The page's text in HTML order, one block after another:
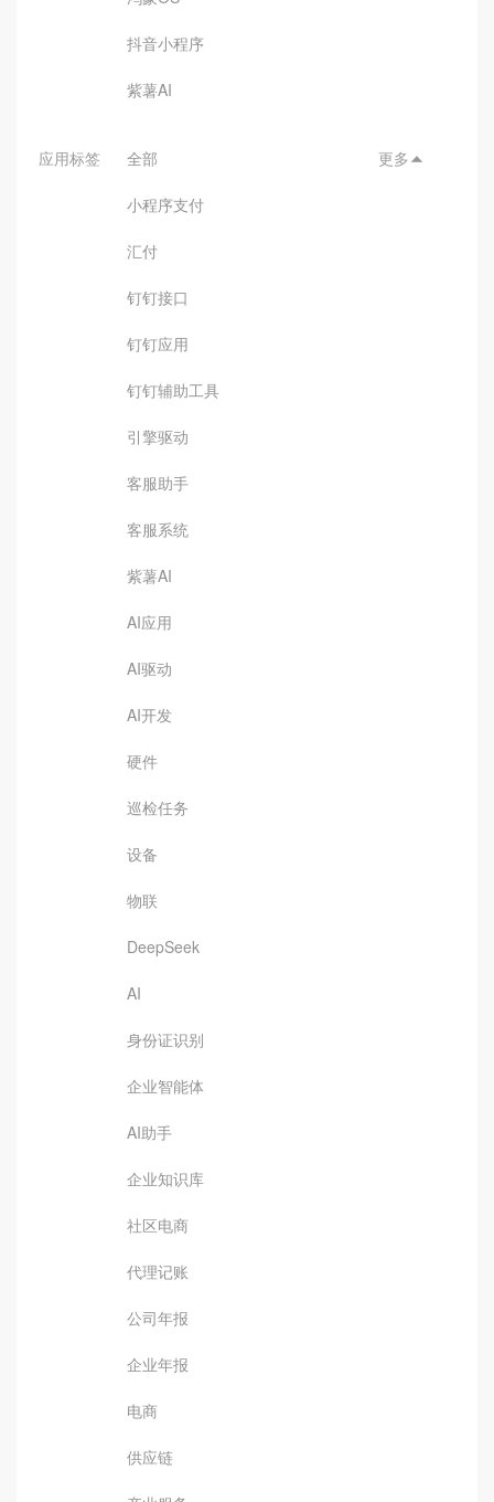
抖音小程序
紫薯AI
应用标签 全部
小程序支付
汇付
钉钉接口
钉钉应用
钉钉辅助工具
引擎驱动
客服助手
客服系统
紫薯AI
AI应用
AI驱动
AI开发
硬件
巡检任务
设备
物联
DeepSeek
AI
身份证识别
企业智能体
AI助手
企业知识库
社区电商
代理记账
公司年报
企业年报
电商
供应链
更多 